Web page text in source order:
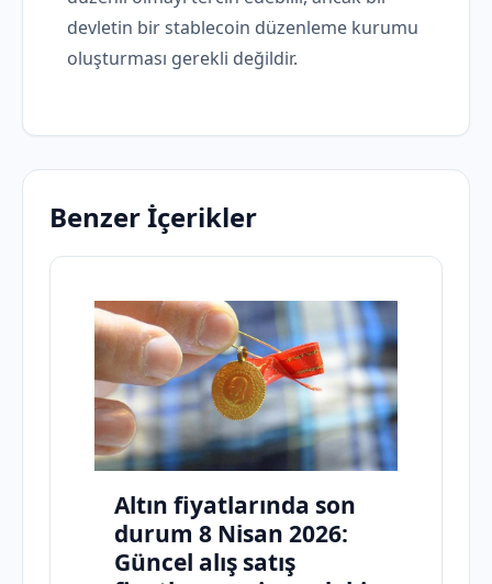
devletin bir stablecoin düzenleme kurumu
oluşturması gerekli değildir.
Benzer İçerikler
Altın fiyatlarında son
durum 8 Nisan 2026:
Güncel alış satış